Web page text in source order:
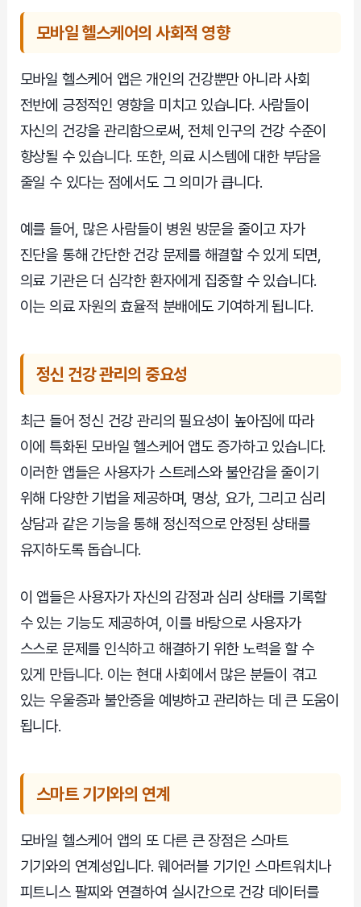
모바일 헬스케어의 사회적 영향
모바일 헬스케어 앱은 개인의 건강뿐만 아니라 사회
전반에 긍정적인 영향을 미치고 있습니다. 사람들이
자신의 건강을 관리함으로써, 전체 인구의 건강 수준이
향상될 수 있습니다. 또한, 의료 시스템에 대한 부담을
줄일 수 있다는 점에서도 그 의미가 큽니다.
예를 들어, 많은 사람들이 병원 방문을 줄이고 자가
진단을 통해 간단한 건강 문제를 해결할 수 있게 되면,
의료 기관은 더 심각한 환자에게 집중할 수 있습니다.
이는 의료 자원의 효율적 분배에도 기여하게 됩니다.
정신 건강 관리의 중요성
최근 들어 정신 건강 관리의 필요성이 높아짐에 따라
이에 특화된 모바일 헬스케어 앱도 증가하고 있습니다.
이러한 앱들은 사용자가 스트레스와 불안감을 줄이기
위해 다양한 기법을 제공하며, 명상, 요가, 그리고 심리
상담과 같은 기능을 통해 정신적으로 안정된 상태를
유지하도록 돕습니다.
이 앱들은 사용자가 자신의 감정과 심리 상태를 기록할
수 있는 기능도 제공하여, 이를 바탕으로 사용자가
스스로 문제를 인식하고 해결하기 위한 노력을 할 수
있게 만듭니다. 이는 현대 사회에서 많은 분들이 겪고
있는 우울증과 불안증을 예방하고 관리하는 데 큰 도움이
됩니다.
스마트 기기와의 연계
모바일 헬스케어 앱의 또 다른 큰 장점은 스마트
기기와의 연계성입니다. 웨어러블 기기인 스마트워치나
피트니스 팔찌와 연결하여 실시간으로 건강 데이터를